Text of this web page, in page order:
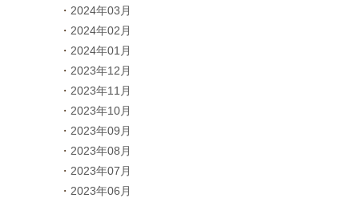
2024年03月
2024年02月
2024年01月
2023年12月
2023年11月
2023年10月
2023年09月
2023年08月
2023年07月
2023年06月